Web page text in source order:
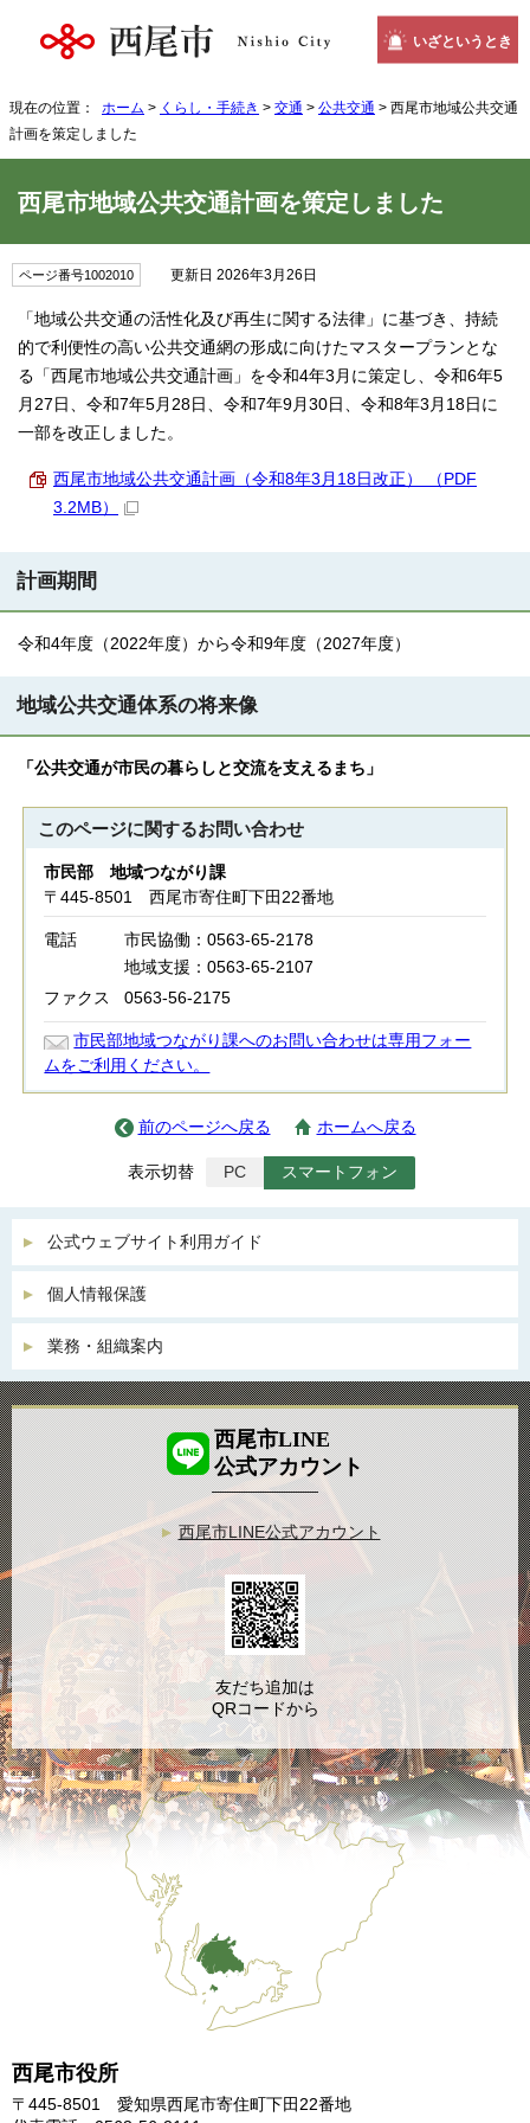
いざというとき
現在の位置： ホーム > くらし・手続き > 交通 > 公共交通 > 西尾市地域公共交通
計画を策定しました
西尾市地域公共交通計画を策定しました
ページ番号1002010 更新日 2026年3月26日
「地域公共交通の活性化及び再生に関する法律」に基づき、持続
的で利便性の高い公共交通網の形成に向けたマスタープランとな
る「西尾市地域公共交通計画」を令和4年3月に策定し、令和6年5
月27日、令和7年5月28日、令和7年9月30日、令和8年3月18日に
一部を改正しました。
西尾市地域公共交通計画（令和8年3月18日改正） （PDF
3.2MB）
計画期間
令和4年度（2022年度）から令和9年度（2027年度）
地域公共交通体系の将来像
「公共交通が市民の暮らしと交流を支えるまち」
このページに関するお問い合わせ
市民部 地域つながり課
〒445-8501 西尾市寄住町下田22番地
電話
市民協働：0563-65-2178
地域支援：0563-65-2107
ファクス
0563-56-2175
市民部地域つながり課へのお問い合わせは専用フォー
ムをご利用ください。
前のページへ戻る ホームへ戻る
表示切替 PC スマートフォン
公式ウェブサイト利用ガイド
個人情報保護
業務・組織案内
西尾市役所
〒445-8501 愛知県西尾市寄住町下田22番地
西尾市LINE
公式アカウント
西尾市LINE公式アカウント
友だち追加は
QRコードから